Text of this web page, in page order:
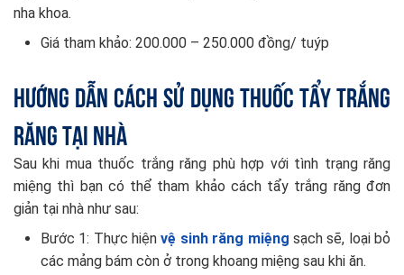
nha khoa.
Giá tham khảo: 200.000 – 250.000 đồng/ tuýp
Hướng dẫn cách sử dụng thuốc tẩy trắng
răng tại nhà
Sau khi mua thuốc trắng răng phù hợp với tình trạng răng
miệng thì bạn có thể tham khảo cách tẩy trắng răng đơn
giản tại nhà như sau:
Bước 1: Thực hiệnvệ sinh răng miệng sạch sẽ, loại bỏ
các mảng bám còn ở trong khoang miệng sau khi ăn.